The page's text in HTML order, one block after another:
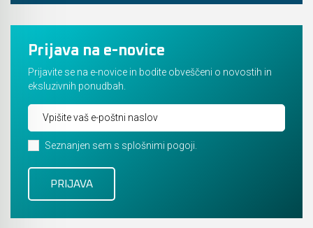
Prijava na e-novice
Prijavite se na e-novice in bodite obveščeni o novostih in
eksluzivnih ponudbah.
Seznanjen sem s splošnimi pogoji.